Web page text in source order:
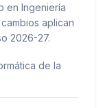
en Ingeniería
aplican
2026-27.
de la